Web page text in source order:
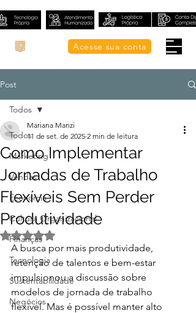
Acesse sua conta
Post
Todos
Marketing
Vendas
Economia
Cultura Organizacional
Finanças
Tecnologia
Sustentabilidade
Negócios
Todos
Como Implementar
Jornadas de Trabalho
Flexíveis Sem Perder
Produtividade
Mariana Manzi
11 de set. de 2025 2 min de leitura
Avaliado com NaN de 5 estrelas.
A busca por mais produtividade,
retenção de talentos e bem-estar
impulsionou a discussão sobre
modelos de jornada de trabalho
flexível. Mas é possível manter alto